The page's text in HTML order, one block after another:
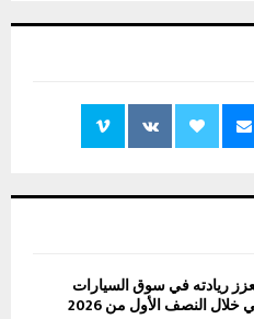
ريادته في سوق السيارات
خلال النصف الأول من 2026